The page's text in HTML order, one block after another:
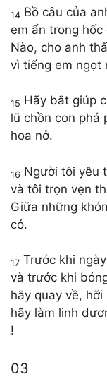
14 Bồ câu của
em ẩn trong
Nào, cho anh
vì tiếng em ngọt
15 Hãy bắt giúp
lũ chồn con phá
hoa nở.
16 Người tôi yêu
và tôi trọn vẹn
Giữa những
cỏ.
17 Trước khi
và trước khi
hãy quay về,
hãy làm linh
!
03